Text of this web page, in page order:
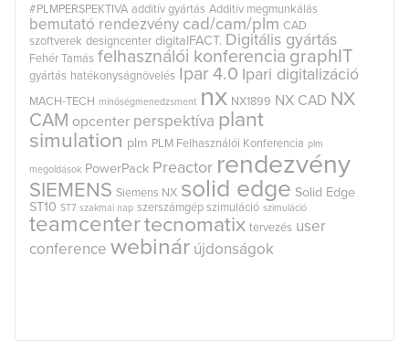
#PLMPERSPEKTIVA additív gyártás Additív megmunkálás
bemutató rendezvény cad/cam/plm CAD
szoftverek designcenter digitalFACT. Digitális gyártás
Fehér Tamás felhasználói konferencia graphIT
gyártás hatékonyságnövelés Ipar 4.0 Ipari digitalizáció
MACH-TECH minőségmenedzsment nx NX1899 NX CAD NX
CAM opcenter perspektíva plant
simulation plm PLM Felhasználói Konferencia plm
megoldások PowerPack Preactor rendezvény
SIEMENS Siemens NX solid edge Solid Edge
ST10 ST7 szakmai nap szerszámgép szimuláció szimuláció
teamcentertecnomatix tervezés user
conference webinár újdonságok